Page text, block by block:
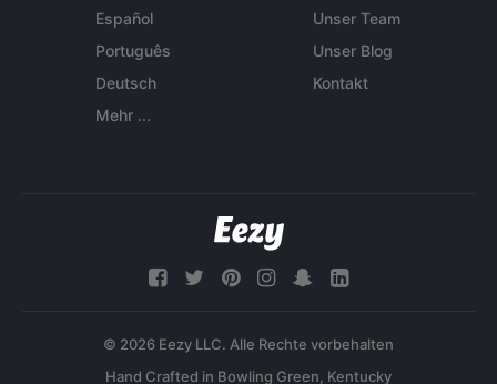
Español
Português
Deutsch
Mehr ...
Unser Team
Unser Blog
Kontakt
© 2026 Eezy LLC. Alle Rechte vorbehalten